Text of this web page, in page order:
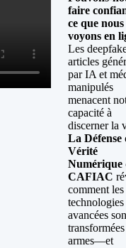
faire
ce que nous
voyons en
Les
articles
par IA et
manipulés
menacent
capacité à
discerner la
La Défense
Vérité
Numérique
CAFIAC
comment les
technologies
avancées
armes—et